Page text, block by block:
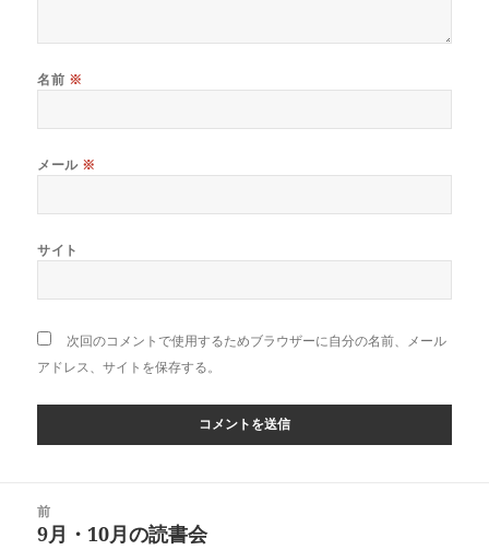
名前 ※
メール ※
サイト
次回のコメントで使用するためブラウザーに自分の名前、メール
アドレス、サイトを保存する。
前
前
9月・10月の読書会